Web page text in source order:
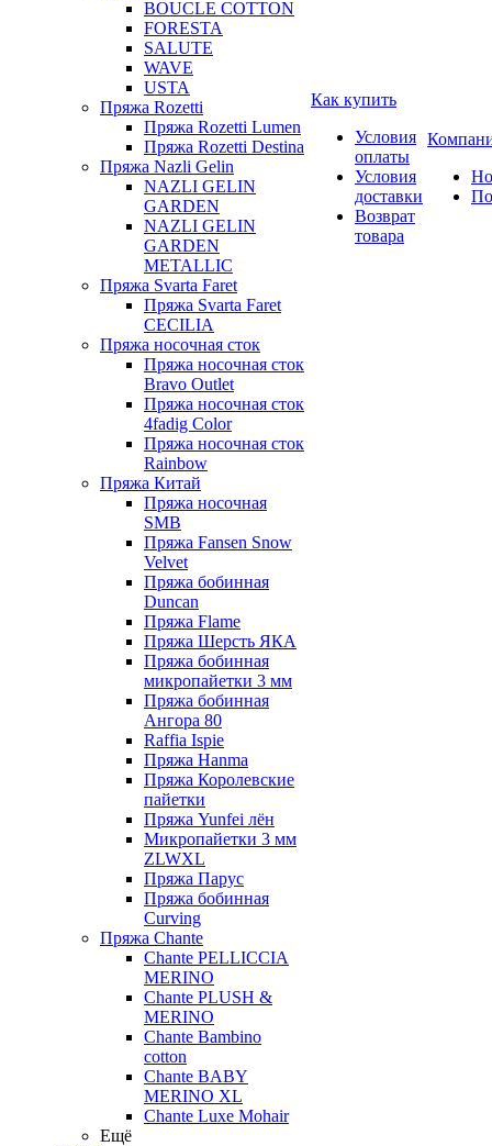
BOUCLE COTTON
FORESTA
SALUTE
WAVE
USTA
Пряжа Rozetti
Пряжа Rozetti Lumen
Пряжа Rozetti Destina
Пряжа Nazli Gelin
NAZLI GELIN
GARDEN
NAZLI GELIN
GARDEN
METALLIC
Пряжа Svarta Faret
Пряжа Svarta Faret
CECILIA
Пряжа носочная сток
Пряжа носочная сток
Bravo Outlet
Пряжа носочная сток
4fadig Color
Пряжа носочная сток
Rainbow
Пряжа Китай
Пряжа носочная
SMB
Пряжа Fansen Snow
Velvet
Пряжа бобинная
Duncan
Пряжа Flame
Пряжа Шерсть ЯКА
Пряжа бобинная
микропайетки 3 мм
Пряжа бобинная
Ангора 80
Raffia Ispie
Пряжа Hanma
Пряжа Королевские
пайетки
Пряжа Yunfei лён
Микропайетки 3 мм
ZLWXL
Пряжа Парус
Пряжа бобинная
Curving
Пряжа Chante
Chante PELLICCIA
MERINO
Chante PLUSH &
MERINO
Chante Bambino
cotton
Chante BABY
MERINO XL
Chante Luxe Mohair
Ещё
Как купить
Условия
оплаты
Условия
доставки
Возврат
товара